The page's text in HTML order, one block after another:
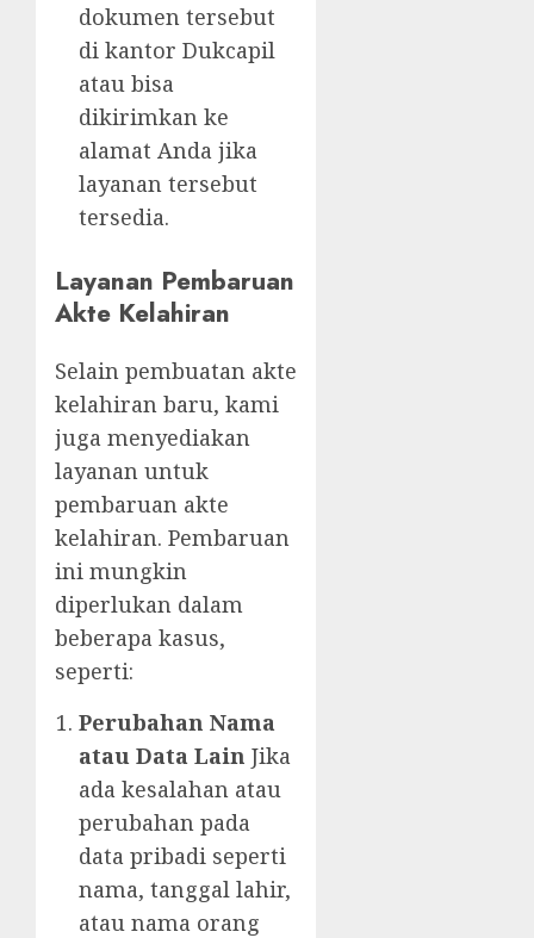
dokumen tersebut
di kantor Dukcapil
atau bisa
dikirimkan ke
alamat Anda jika
layanan tersebut
tersedia.
Layanan Pembaruan
Akte Kelahiran
Selain pembuatan akte
kelahiran baru, kami
juga menyediakan
layanan untuk
pembaruan akte
kelahiran. Pembaruan
ini mungkin
diperlukan dalam
beberapa kasus,
seperti:
Perubahan Nama
atau Data Lain Jika
ada kesalahan atau
perubahan pada
data pribadi seperti
nama, tanggal lahir,
atau nama orang